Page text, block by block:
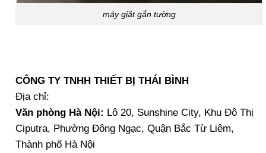
máy giặt gắn tường
CÔNG TY TNHH THIẾT BỊ THÁI BÌNH
Địa chỉ:
Văn phòng Hà Nội: Lô 20, Sunshine City, Khu Đô Thị
Ciputra, Phường Đông Ngạc, Quận Bắc Từ Liêm,
Thành phố Hà Nội